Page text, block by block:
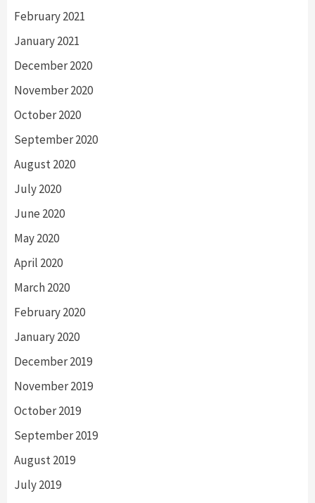
February 2021
January 2021
December 2020
November 2020
October 2020
September 2020
August 2020
July 2020
June 2020
May 2020
April 2020
March 2020
February 2020
January 2020
December 2019
November 2019
October 2019
September 2019
August 2019
July 2019